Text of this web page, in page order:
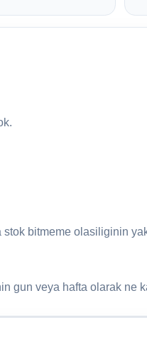
bitmeme olasiliginin
gun veya hafta olarak ne